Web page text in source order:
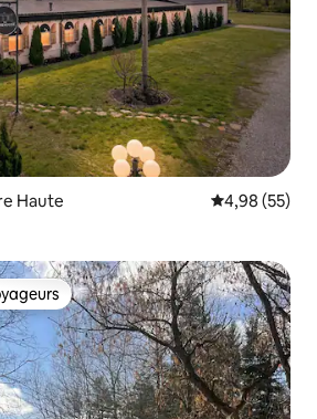
Haute Évaluation
4,98 (55)
les plus appréciés